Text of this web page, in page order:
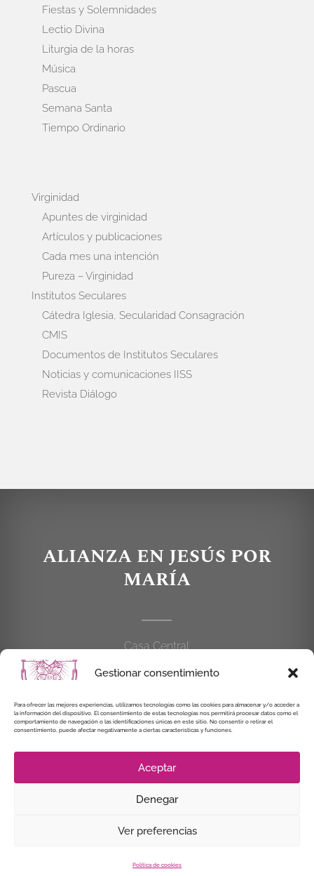
Gestionar consentimiento
Para ofrecer las mejores experiencias, utilizamos tecnologías como las cookies para almacenar y/o acceder a
la información del dispositivo. El consentimiento de estas tecnologías nos permitirá procesar datos como el
comportamiento de navegación o las identificaciones únicas en este sitio. No consentir o retirar el
consentimiento, puede afectar negativamente a ciertas características y funciones.
Aceptar
Denegar
Ver preferencias
Política de cookies
Fiestas y Solemnidades
Lectio Divina
Liturgia de la horas
Música
Pascua
Semana Santa
Tiempo Ordinario
Virginidad
Apuntes de virginidad
Artículos y publicaciones
Cada mes una intención
Pureza – Virginidad
Institutos Seculares
Cátedra Iglesia, Secularidad Consagración
CMIS
Documentos de Institutos Seculares
Noticias y comunicaciones IISS
Revista Diálogo
ALIANZA EN JESÚS POR
MARÍA
Casa Central
C/Cardenal Cisneros, 55
914 462 114
alianzaenjesuspormaria@gmail.com